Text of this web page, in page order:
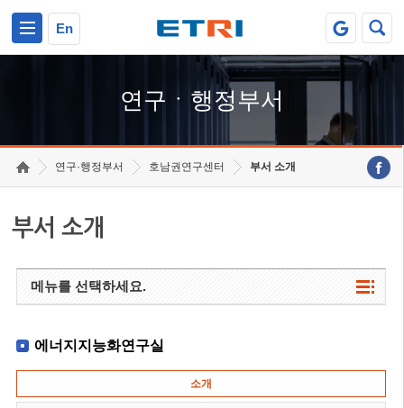
En
연구ㆍ행정부서
연구·행정부서 호남권연구센터 부서 소개
부서 소개
메뉴를 선택하세요.
에너지지능화연구실
소개